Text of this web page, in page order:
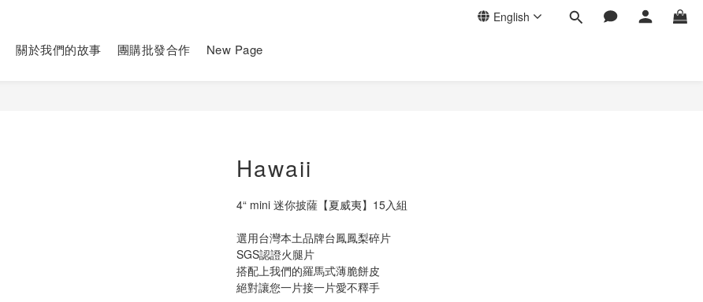
English
關於我們的故事 團購批發合作 New Page
Hawaii
4“ mini 迷你披薩【夏威夷】15入組
選用台灣本土品牌台鳳鳳梨碎片
SGS認證火腿片
搭配上我們的羅馬式薄脆餅皮
絕對讓您一片接一片愛不釋手